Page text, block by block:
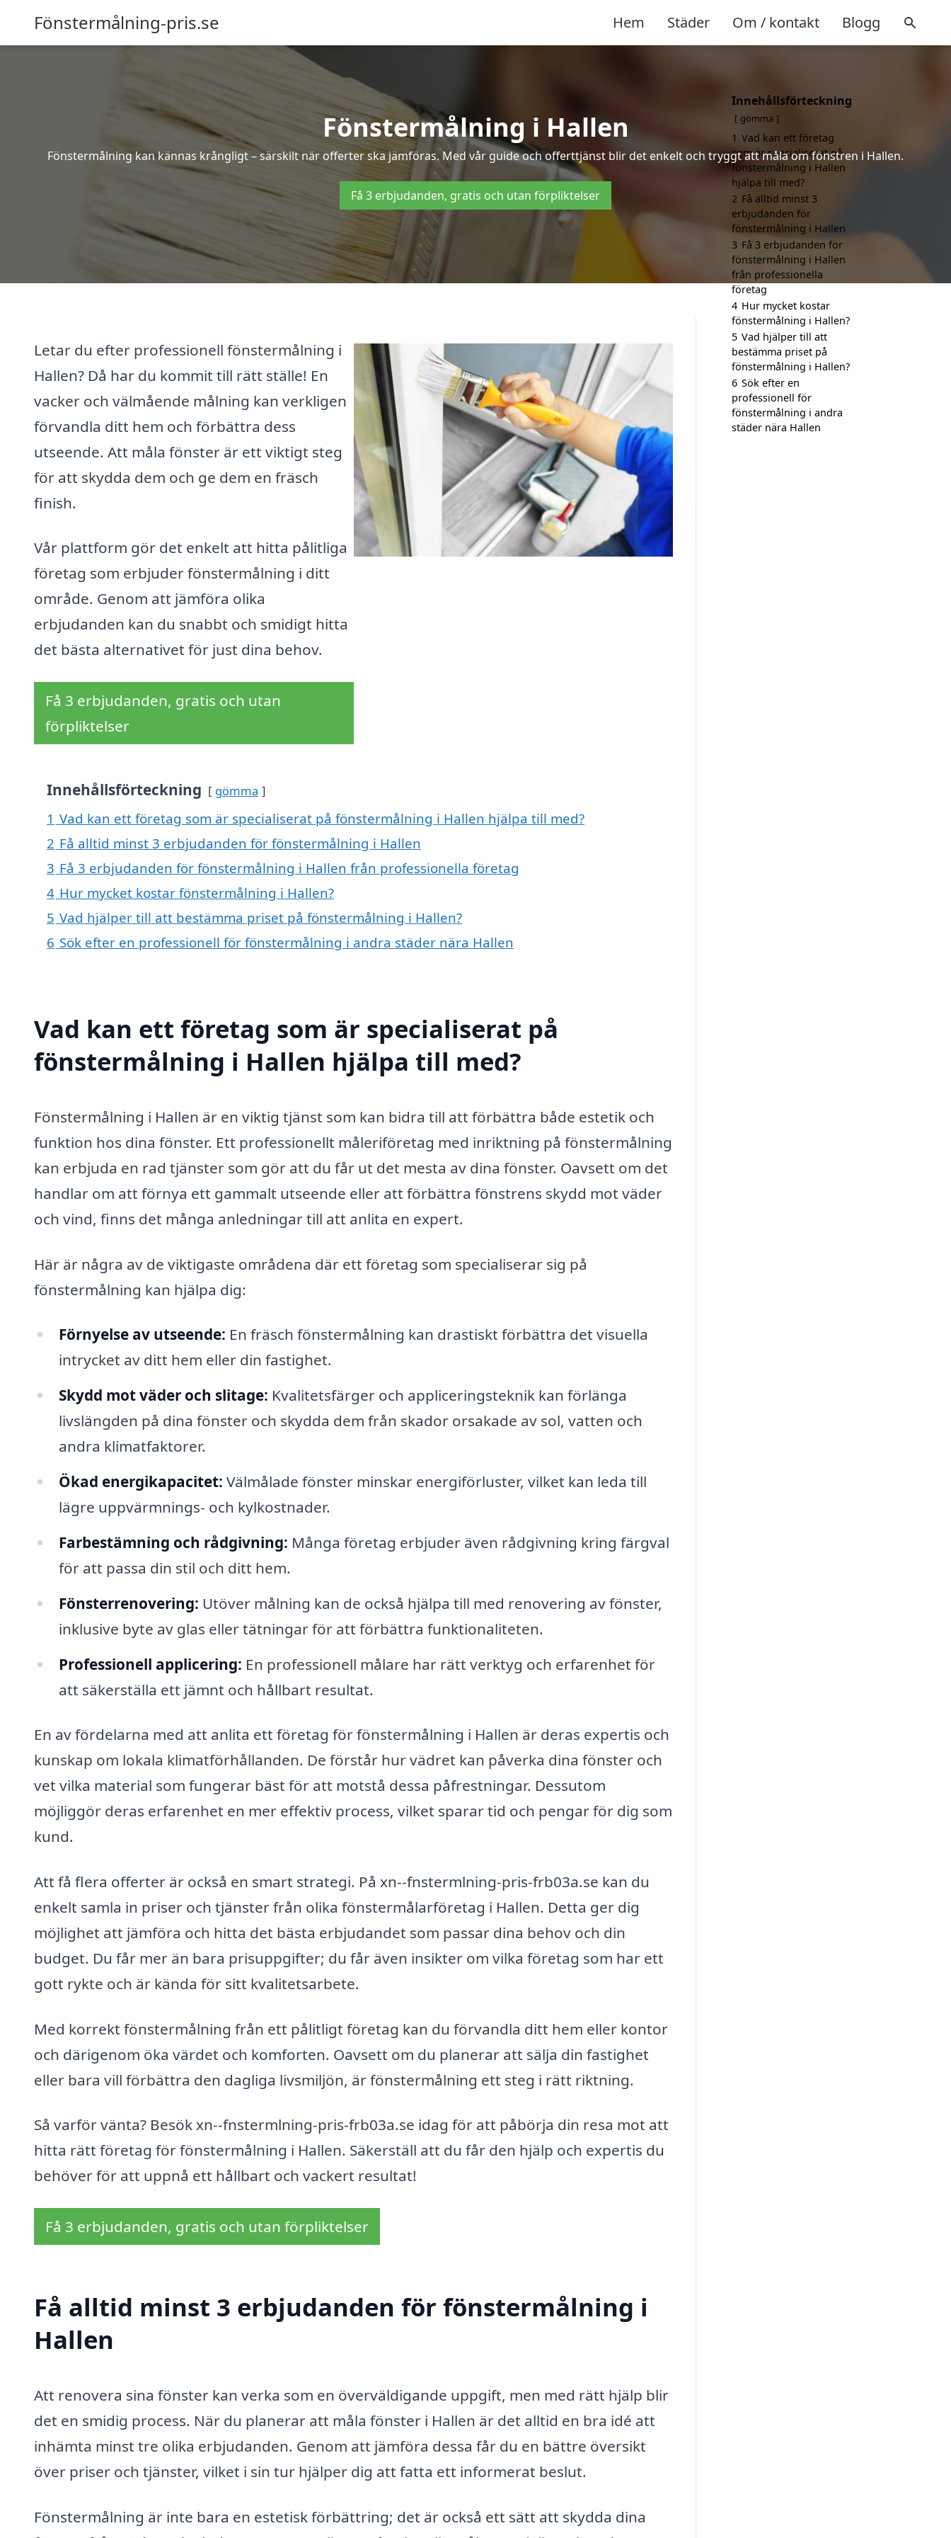
Fönstermålning-pris.se Hem Städer Om / kontakt Blogg
Fönstermålning i Hallen
Fönstermålning kan kännas krångligt – särskilt när offerter ska jämföras. Med vår guide och offerttjänst blir det enkelt och tryggt att måla om fönstren i Hallen.
Få 3 erbjudanden, gratis och utan förpliktelser
Letar du efter professionell fönstermålning i
Hallen? Då har du kommit till rätt ställe! En
vacker och välmående målning kan verkligen
förvandla ditt hem och förbättra dess
utseende. Att måla fönster är ett viktigt steg
för att skydda dem och ge dem en fräsch
finish.
Vår plattform gör det enkelt att hitta pålitliga
företag som erbjuder fönstermålning i ditt
område. Genom att jämföra olika
erbjudanden kan du snabbt och smidigt hitta
det bästa alternativet för just dina behov.
Få 3 erbjudanden, gratis och utan
förpliktelser
Innehållsförteckning gömma
1 Vad kan ett företag som är specialiserat på fönstermålning i Hallen hjälpa till med?
2 Få alltid minst 3 erbjudanden för fönstermålning i Hallen
3 Få 3 erbjudanden för fönstermålning i Hallen från professionella företag
4 Hur mycket kostar fönstermålning i Hallen?
5 Vad hjälper till att bestämma priset på fönstermålning i Hallen?
6 Sök efter en professionell för fönstermålning i andra städer nära Hallen
Vad kan ett företag som är specialiserat på
fönstermålning i Hallen hjälpa till med?
Fönstermålning i Hallen är en viktig tjänst som kan bidra till att förbättra både estetik och
funktion hos dina fönster. Ett professionellt måleriföretag med inriktning på fönstermålning
kan erbjuda en rad tjänster som gör att du får ut det mesta av dina fönster. Oavsett om det
handlar om att förnya ett gammalt utseende eller att förbättra fönstrens skydd mot väder
och vind, finns det många anledningar till att anlita en expert.
Här är några av de viktigaste områdena där ett företag som specialiserar sig på
fönstermålning kan hjälpa dig:
Förnyelse av utseende: En fräsch fönstermålning kan drastiskt förbättra det visuella
intrycket av ditt hem eller din fastighet.
Skydd mot väder och slitage: Kvalitetsfärger och appliceringsteknik kan förlänga
livslängden på dina fönster och skydda dem från skador orsakade av sol, vatten och
andra klimatfaktorer.
Ökad energikapacitet: Välmålade fönster minskar energiförluster, vilket kan leda till
lägre uppvärmnings- och kylkostnader.
Farbestämning och rådgivning: Många företag erbjuder även rådgivning kring färgval
för att passa din stil och ditt hem.
Fönsterrenovering: Utöver målning kan de också hjälpa till med renovering av fönster,
inklusive byte av glas eller tätningar för att förbättra funktionaliteten.
Professionell applicering: En professionell målare har rätt verktyg och erfarenhet för
att säkerställa ett jämnt och hållbart resultat.
En av fördelarna med att anlita ett företag för fönstermålning i Hallen är deras expertis och
kunskap om lokala klimatförhållanden. De förstår hur vädret kan påverka dina fönster och
vet vilka material som fungerar bäst för att motstå dessa påfrestningar. Dessutom
möjliggör deras erfarenhet en mer effektiv process, vilket sparar tid och pengar för dig som
kund.
Att få flera offerter är också en smart strategi. På xn--fnstermlning-pris-frb03a.se kan du
enkelt samla in priser och tjänster från olika fönstermålarföretag i Hallen. Detta ger dig
möjlighet att jämföra och hitta det bästa erbjudandet som passar dina behov och din
budget. Du får mer än bara prisuppgifter; du får även insikter om vilka företag som har ett
gott rykte och är kända för sitt kvalitetsarbete.
Med korrekt fönstermålning från ett pålitligt företag kan du förvandla ditt hem eller kontor
och därigenom öka värdet och komforten. Oavsett om du planerar att sälja din fastighet
eller bara vill förbättra den dagliga livsmiljön, är fönstermålning ett steg i rätt riktning.
Så varför vänta? Besök xn--fnstermlning-pris-frb03a.se idag för att påbörja din resa mot att
hitta rätt företag för fönstermålning i Hallen. Säkerställ att du får den hjälp och expertis du
behöver för att uppnå ett hållbart och vackert resultat!
Få 3 erbjudanden, gratis och utan förpliktelser
Få alltid minst 3 erbjudanden för fönstermålning i
Hallen
Att renovera sina fönster kan verka som en överväldigande uppgift, men med rätt hjälp blir
det en smidig process. När du planerar att måla fönster i Hallen är det alltid en bra idé att
inhämta minst tre olika erbjudanden. Genom att jämföra dessa får du en bättre översikt
över priser och tjänster, vilket i sin tur hjälper dig att fatta ett informerat beslut.
Fönstermålning är inte bara en estetisk förbättring; det är också ett sätt att skydda dina
Innehållsförteckning
gömma
1 Vad kan ett företag
som är specialiserat på
fönstermålning i Hallen
hjälpa till med?
2 Få alltid minst 3
erbjudanden för
fönstermålning i Hallen
3 Få 3 erbjudanden för
fönstermålning i Hallen
från professionella
företag
4 Hur mycket kostar
fönstermålning i Hallen?
5 Vad hjälper till att
bestämma priset på
fönstermålning i Hallen?
6 Sök efter en
professionell för
fönstermålning i andra
städer nära Hallen